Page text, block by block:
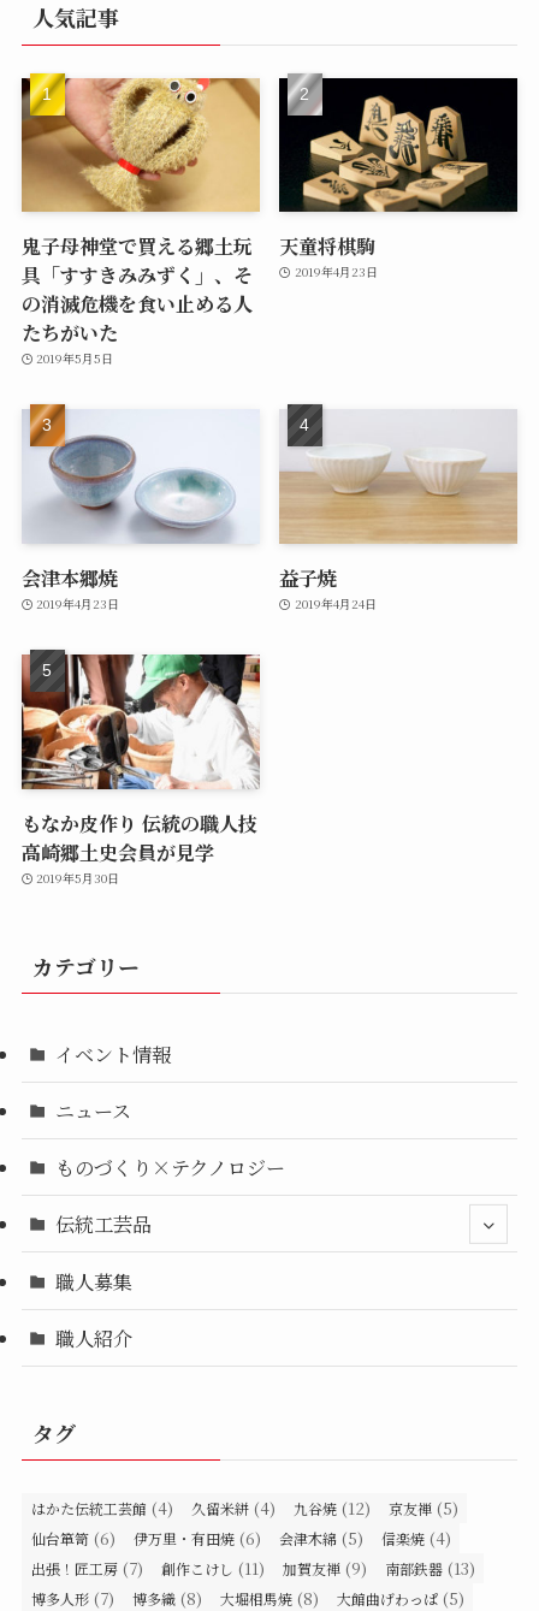
人気記事
鬼子母神堂で買える郷土玩
具「すすきみみずく」、そ
の消滅危機を食い止める人
たちがいた
2019年5月5日
天童将棋駒
2019年4月23日
会津本郷焼
2019年4月23日
益子焼
2019年4月24日
もなか皮作り 伝統の職人技
高崎郷土史会員が見学
2019年5月30日
カテゴリー
イベント情報
ニュース
ものづくり×テクノロジー
伝統工芸品
職人募集
職人紹介
タグ
はかた伝統工芸館 (4) 久留米絣 (4) 九谷焼 (12) 京友禅 (5)
仙台箪笥 (6) 伊万里・有田焼 (6) 会津木綿 (5) 信楽焼 (4)
出張！匠工房 (7) 創作こけし (11) 加賀友禅 (9) 南部鉄器 (13)
博多人形 (7) 博多織 (8) 大堀相馬焼 (8) 大館曲げわっぱ (5)